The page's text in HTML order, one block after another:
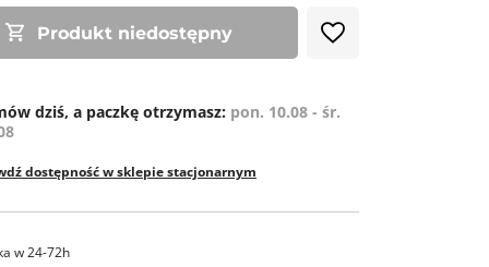
Produkt niedostępny
dziś, a paczkę otrzymasz: pon. 10.08 - śr.
dostępność w sklepie stacjonarnym
w 24-72h